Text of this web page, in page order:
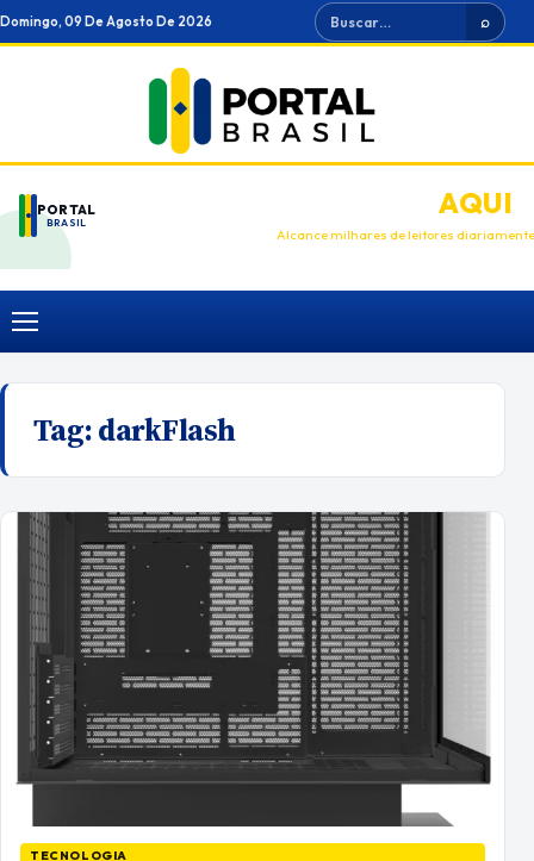
Ir
para
Domingo, 09 De Agosto De 2026 Buscar ⌕
PORTAL
BRASIL
ANUNCIEAQUI
Alcance milhares de leitores diariamente
Menu
Tag:darkFlash
TECNOLOGIA